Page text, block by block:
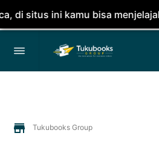
ini kamu bisa menjelajahi
Tukubooks Group